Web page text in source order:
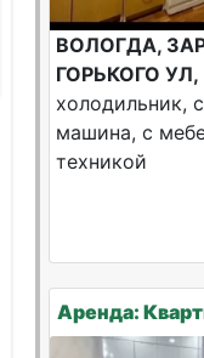
ВОЛОГДА,
ГОРЬКОГО
холодильник,
машина, с
техникой
Аренда: